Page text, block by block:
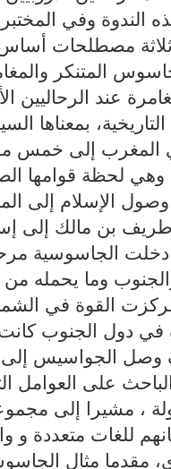
الندوة وفي
مصطلحات أساس:
المتنكر
عند
بمعناها
المغرب إلى خمس
وهي لحظة قوامها
الإسلام إلى
بن مالك إلى
دخلت
وما يحمله
القوة في
في دول الجنوب
وصل الجواسيس
على
، مشيرا إلى
للغات
مقدما مثال